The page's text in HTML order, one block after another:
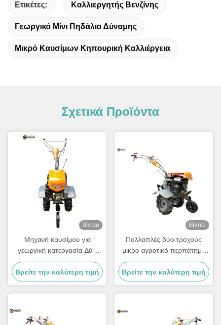
Ετικέτες: Καλλιεργητής Βενζίνης
Γεωργικό Μίνι Πηδάλιο Δύναμης
Μικρό Καυσίμων Κηπουρική Καλλιέργεια
Σχετικά Προϊόντα
Βίντεο
Μηχανή καυσίμου για
γεωργική κατεργασία Δύο
τροχοί γεωργικός τρακτέρ
7HP
Βρείτε την καλύτερη τιμή
Βίντεο
Πολλαπλές δύο τροχούς
μικρο αγροτικό περπάτημα
πίσω από το Tiller 7HP
Βρείτε την καλύτερη τιμή